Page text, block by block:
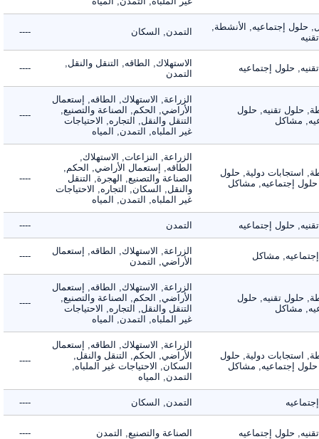
إجتماعيه, الأنشطة,
التمدن, السكان ----
حلول إجتماعيه
الاستهلاك, الطاقه, التنقل والنقل,
التمدن
----
حلول تقنيه, حلول
مشاكل
الزراعة, الاستهلاك, الطاقه, إستعمال
الأراضي, الحكم, الصناعة والتصنيع,
التنقل والنقل, التجاره, الاحتياجات
غير الملباه, التمدن, المياه
----
استجابات دولية, حلول
إجتماعيه, مشاكل
الزراعة, النزاعات, الاستهلاك,
الطاقه, إستعمال الأراضي, الحكم,
الصناعة والتصنيع, الهجرة, التنقل
والنقل, السكان, التجاره, الاحتياجات
غير الملباه, التمدن, المياه
----
حلول إجتماعيه التمدن ----
مشاكل
الزراعة, الاستهلاك, الطاقه, إستعمال
الأراضي, التمدن
----
حلول تقنيه, حلول
مشاكل
الزراعة, الاستهلاك, الطاقه, إستعمال
الأراضي, الحكم, الصناعة والتصنيع,
التنقل والنقل, التجاره, الاحتياجات
غير الملباه, التمدن, المياه
----
استجابات دولية, حلول
إجتماعيه, مشاكل
الزراعة, الاستهلاك, الطاقه, إستعمال
الأراضي, الحكم, التنقل والنقل,
السكان, الاحتياجات غير الملباه,
التمدن, المياه
----
التمدن, السكان ----
حلول إجتماعيه الصناعة والتصنيع, التمدن ----